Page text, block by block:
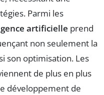
Parmi les
artificielle prend
non seulement la
son optimisation. Les
de plus en plus
développement de